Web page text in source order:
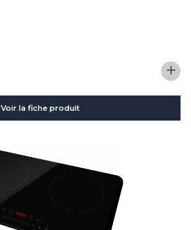
+
Voir la fiche produit